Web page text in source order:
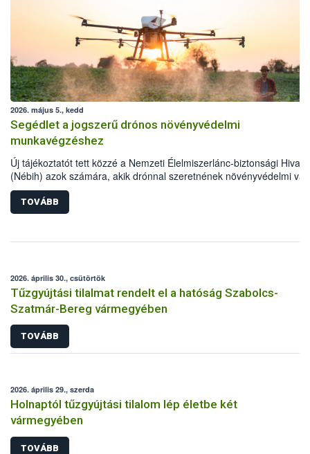
2026. május 5., kedd
Segédlet a jogszerű drónos növényvédelmi
munkavégzéshez
Új tájékoztatót tett közzé a Nemzeti Élelmiszerlánc-biztonsági Hivatal
(Nébih) azok számára, akik drónnal szeretnének növényvédelmi
tápanyag-gazdálkodási tevékenységet végezni Magyarországon. Az
összefoglaló részletesen szerepelnek a jogszerű működéshez
szükséges személyi, műszaki és hatósági feltételek.
TOVÁBB
2026. április 30., csütörtök
Tűzgyújtási tilalmat rendelt el a hatóság Szabolcs-
Szatmár-Bereg vármegyében
TOVÁBB
2026. április 29., szerda
Holnaptól tűzgyújtási tilalom lép életbe két
vármegyében
TOVÁBB